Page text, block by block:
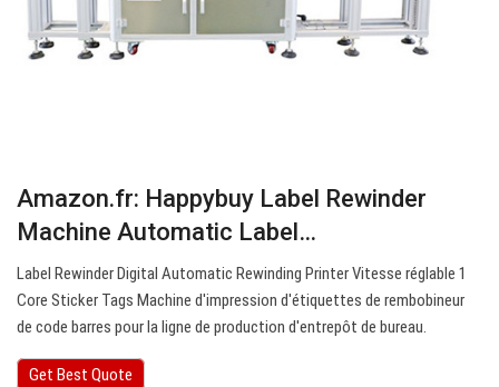
Amazon.fr: Happybuy Label Rewinder
Machine Automatic Label…
Label Rewinder Digital Automatic Rewinding Printer Vitesse réglable 1
Core Sticker Tags Machine d'impression d'étiquettes de rembobineur
de code barres pour la ligne de production d'entrepôt de bureau.
Get Best Quote